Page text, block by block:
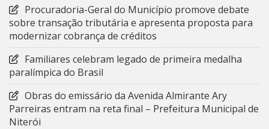
Procuradoria-Geral do Município promove debate
sobre transação tributária e apresenta proposta para
modernizar cobrança de créditos
Familiares celebram legado de primeira medalha
paralímpica do Brasil
Obras do emissário da Avenida Almirante Ary
Parreiras entram na reta final – Prefeitura Municipal de
Niterói